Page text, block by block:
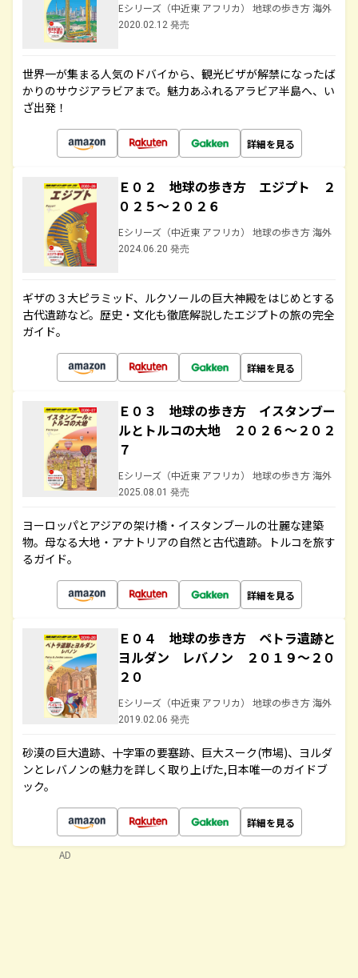
Eシリーズ（中近東 アフリカ） 地球の歩き方 海外
2020.02.12 発売
世界一が集まる人気のドバイから、観光ビザが解禁になったば
かりのサウジアラビアまで。魅力あふれるアラビア半島へ、い
ざ出発！
詳細を見る
Ｅ０２ 地球の歩き方 エジプト ２
０２５～２０２６
Eシリーズ（中近東 アフリカ） 地球の歩き方 海外
2024.06.20 発売
ギザの３大ピラミッド、ルクソールの巨大神殿をはじめとする
古代遺跡など。歴史・文化も徹底解説したエジプトの旅の完全
ガイド。
詳細を見る
Ｅ０３ 地球の歩き方 イスタンブー
ルとトルコの大地 ２０２６～２０２
７
Eシリーズ（中近東 アフリカ） 地球の歩き方 海外
2025.08.01 発売
ヨーロッパとアジアの架け橋・イスタンブールの壮麗な建築
物。母なる大地・アナトリアの自然と古代遺跡。トルコを旅す
るガイド。
詳細を見る
Ｅ０４ 地球の歩き方 ペトラ遺跡と
ヨルダン レバノン ２０１９～２０
２０
Eシリーズ（中近東 アフリカ） 地球の歩き方 海外
2019.02.06 発売
砂漠の巨大遺跡、十字軍の要塞跡、巨大スーク(市場)、ヨルダ
ンとレバノンの魅力を詳しく取り上げた,日本唯一のガイドブ
ック。
詳細を見る
AD